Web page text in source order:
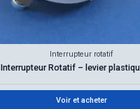
Interrupteur rotatif
Interrupteur Rotatif – levier
Voir et acheter